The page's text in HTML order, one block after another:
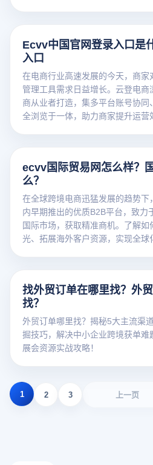
Ecvv中国官网登录入口是
入口
在电商行业高速发展的今天，商
管理工具需求日益增长。云登电
商从业者打造，集多平台账号协
全浏览于一体，助力商家提升运营
ecvv国际贸易网怎么样？
么？
在全球跨境电商迅猛发展的趋势下
内早期推出的优质B2B平台，致力
国际市场，获取精准商机。了解
光、拓展海外客户资源，实现全球
找外贸订单在哪里找？外
找？
外贸订单哪里找？揭秘5大主流渠
掘技巧，解决中小企业跨境获单难
展会资源实战攻略！
上一页
1 2 3